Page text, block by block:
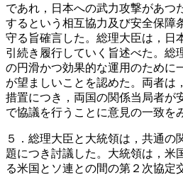
であれ，日本への武力攻撃があつ
するという相互協力及び安全保障
守る旨確言した。総理大臣は，日
引続き履行していく旨述べた。総
の円滑かつ効果的な運用のために
が望ましいことを認めた。両者は
措置につき，両国の関係当局者が
で協議を行うことに意見の一致を
５．総理大臣と大統領は，共通の
題につき討議した。大統領は，米
る米国とソ連との間の第２次協定